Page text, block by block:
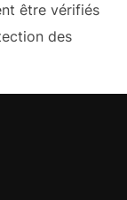
être vérifiés
des